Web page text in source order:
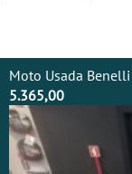
Moto Usada
5.365,00